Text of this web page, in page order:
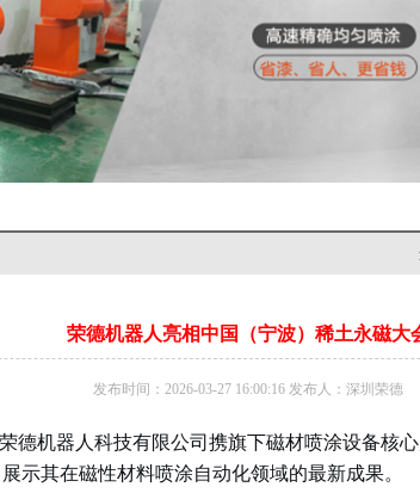
荣德机器人亮相中国（宁波）稀土永磁大
发布时间：2026-03-27 16:00:16 发布人：深圳荣德
德机器人科技有限公司携旗下磁材喷涂设备核
示其在磁性材料喷涂自动化领域的最新成果。